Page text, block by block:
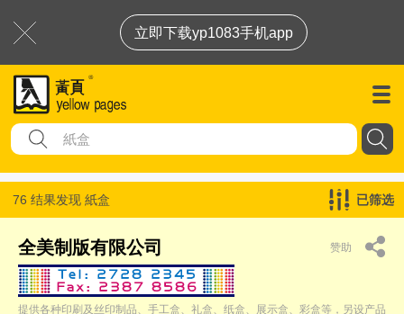
立即下载yp1083手机app
76 结果发现 紙盒 已筛选
全美制版有限公司 赞助
提供各种印刷及丝印制品、手工盒、礼盒、纸盒、展示盒、彩盒等，另设产品